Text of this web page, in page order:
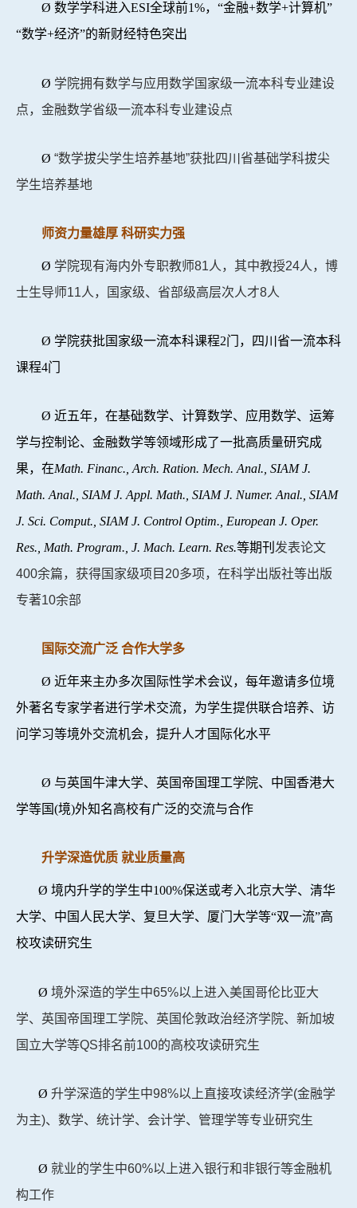
Ø 数学学科进入ESI全球前1%，“金融+数学+计算机”
“数学+经济”的新财经特色突出
Ø 学院拥有数学与应用数学国家级一流本科专业建设
点，金融数学省级一流本科专业建设点
Ø “数学拔尖学生培养基地”获批四川省基础学科拔尖
学生培养基地
师资力量雄厚 科研实力强
Ø 学院现有海内外专职教师81人，其中教授24人，博
士生导师11人，国家级、省部级高层次人才8人
Ø 学院获批国家级一流本科课程2门，四川省一流本科
课程4门
Ø 近五年，在基础数学、计算数学、应用数学、运筹
学与控制论、金融数学等领域形成了一批高质量研究成
果，在Math. Financ., Arch. Ration. Mech. Anal., SIAM J.
Math. Anal., SIAM J. Appl. Math., SIAM J. Numer. Anal., SIAM
J. Sci. Comput., SIAM J. Control Optim., European J. Oper.
Res., Math. Program., J. Mach. Learn. Res.等期刊 发表论文
400余篇，获得国家级项目20多项，在科学出版社等出版
专著10余部
国际交流广泛 合作大学多
Ø 近年来主办多次国际性学术会议，每年邀请多位境
外著名专家学者进行学术交流，为学生提供联合培养、访
问学习等境外交流机会，提升人才国际化水平
Ø 与英国牛津大学、英国帝国理工学院、中国香港大
学等国(境)外知名高校有广泛的交流与合作
升学深造优质 就业质量高
Ø 境内升学的学生中100%保送或考入北京大学、清华
大学、中国人民大学、复旦大学、厦门大学等“双一流”高
校攻读研究生
Ø 境外深造的学生中65%以上进入美国哥伦比亚大
学、英国帝国理工学院、英国伦敦政治经济学院、新加坡
国立大学等QS排名前100的高校攻读研究生
Ø 升学深造的学生中98%以上直接攻读经济学(金融学
为主)、数学、统计学、会计学、管理学等专业研究生
Ø 就业的学生中60%以上进入银行和非银行等金融机
构工作